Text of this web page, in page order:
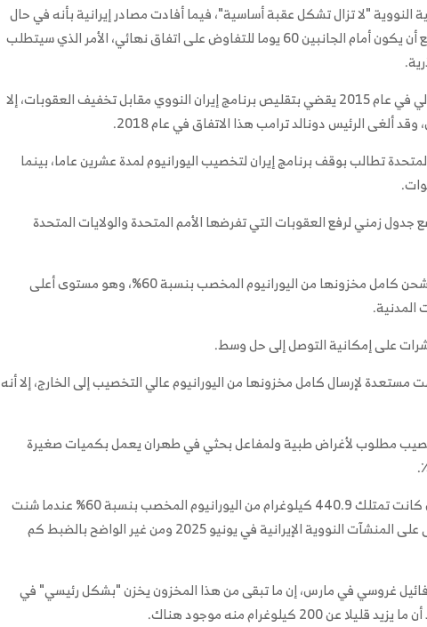
"لا تزال تشكل عقبة أساسية"، فيما أفادت مصادر إيرانية بأنه في حال
التوصل إلى مذكرة لوقف النزاع، فمن المتوقع أن يكون أمام الجانبين 60 يوما للتفاوض على اتفاق نهائي، الأمر الذي سيتطلب
من المهم الإشارة إلى أنه تم توقيع اتفاق دولي في عام 2015 يقضي بتقليص برنامج إيران النووي مقابل تخفيف العقوبات، إلا
ألغى الرئيس دونالد ترامب هذا الاتفاق في عام 2018.
تطالب بوقف برنامج إيران لتخصيب اليورانيوم لمدة عشرين عاما، بينما
زمني لرفع العقوبات التي تفرضها الأمم المتحدة والولايات المتحدة
كما رفضت إيران في الماضي طلبا أمريكيا بشحن كامل مخزونها من اليورانيوم المخصب بنسبة 60%، وهو مستوى أعلى
المدنية.
على إمكانية التوصل إلى حل وسط.
مستعدة لإرسال كامل مخزونها من اليورانيوم عالي التخصيب إلى الخارج، إلا أنه
مطلوب لأغراض طبية ولمفاعل بحثي في ​​طهران يعمل بكميات صغيرة
وتقدر الوكالة الدولية للطاقة الذرية أن إيران كانت تمتلك 440.9 كيلوغرام من اليورانيوم المخصب بنسبة 60% عندما شنت
إسرائيل والولايات المتحدة هجماتهما الأولى على المنشآت النووية الإيرانية في يونيو 2025 ومن غير الواضح بالضبط كم
رافائيل غروسي في مارس، إن ما تبقى من هذا المخزون يخزن "بشكل رئيسي" في
كيلوغرام منه موجود هناك.